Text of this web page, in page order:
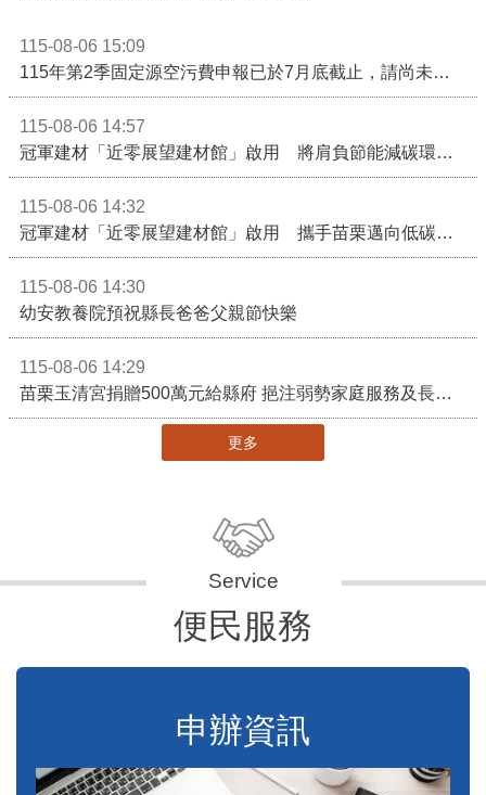
115-08-06 15:09
115年第2季固定源空污費申報已於7月底截止，請尚未申報公私場所儘速完成申繳，以免面臨滯納金及罰鍰!
115-08-06 14:57
冠軍建材「近零展望建材館」啟用 將肩負節能減碳環境教育重任
115-08-06 14:32
冠軍建材「近零展望建材館」啟用 攜手苗栗邁向低碳建築新未來
115-08-06 14:30
幼安教養院預祝縣長爸爸父親節快樂
115-08-06 14:29
苗栗玉清宮捐贈500萬元給縣府 挹注弱勢家庭服務及長照醫療資源
更多
便民服務
申辦資訊